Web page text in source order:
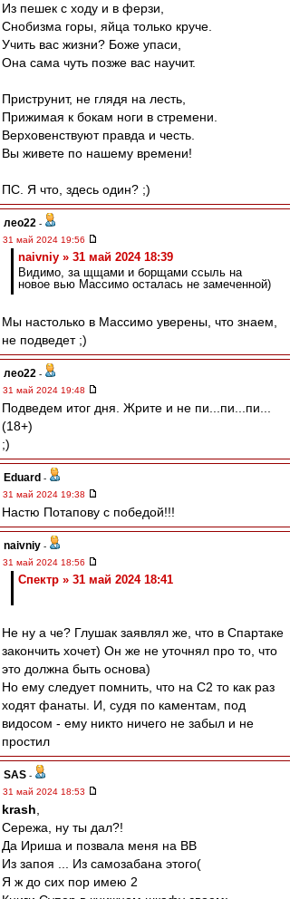
Из пешек с ходу и в ферзи,
Снобизма горы, яйца только круче.
Учить вас жизни? Боже упаси,
Она сама чуть позже вас научит.
Приструнит, не глядя на лесть,
Прижимая к бокам ноги в стремени.
Верховенствуют правда и честь.
Вы живете по нашему времени!
ПС. Я что, здесь один? ;)
лео22 -
31 май 2024 19:56
naivniy » 31 май 2024 18:39
Видимо, за щщами и борщами ссыль на
новое вью Массимо осталась не замеченной)
Мы настолько в Массимо уверены, что знаем,
не подведет ;)
лео22 -
31 май 2024 19:48
Подведем итог дня. Жрите и не пи...пи...пи...
(18+)
;)
Eduard -
31 май 2024 19:38
Настю Потапову с победой!!!
naivniy -
31 май 2024 18:56
Спектр » 31 май 2024 18:41
Не ну а че? Глушак заявлял же, что в Спартаке
закончить хочет) Он же не уточнял про то, что
это должна быть основа)
Но ему следует помнить, что на С2 то как раз
ходят фанаты. И, судя по каментам, под
видосом - ему никто ничего не забыл и не
простил
SAS -
31 май 2024 18:53
krash
Сережа, ну ты дал?!
Да Ириша и позвала меня на ВВ
Из запоя ... Из самозабана этого(
Я ж до сих пор имею 2